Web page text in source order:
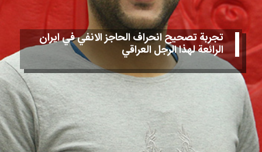
تجربة تصحيح انحراف الحاجز الانفي في ايران
الرائعة لهذا الرجل العراقي